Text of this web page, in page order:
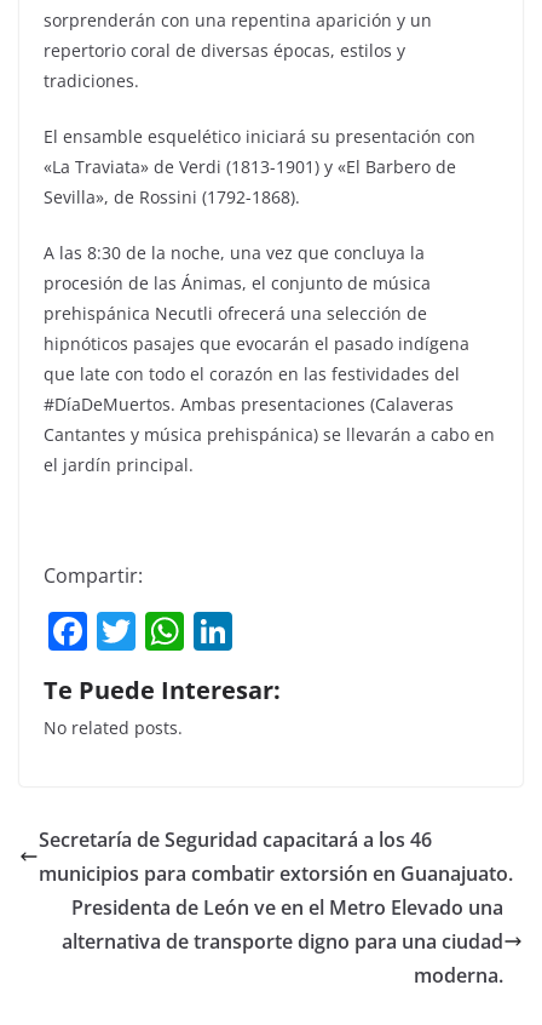
sorprenderán con una repentina aparición y un
repertorio coral de diversas épocas, estilos y
tradiciones.
El ensamble esquelético iniciará su presentación con
«La Traviata» de Verdi (1813-1901) y «El Barbero de
Sevilla», de Rossini (1792-1868).
A las 8:30 de la noche, una vez que concluya la
procesión de las Ánimas, el conjunto de música
prehispánica Necutli ofrecerá una selección de
hipnóticos pasajes que evocarán el pasado indígena
que late con todo el corazón en las festividades del
#DíaDeMuertos. Ambas presentaciones (Calaveras
Cantantes y música prehispánica) se llevarán a cabo en
el jardín principal.
Compartir:
F
a
c
e
o
o
k
T
w
itt
er
W
h
at
p
p
k
n
Te Puede Interesar:
No related posts.
Secretaría de Seguridad capacitará a los 46
municipios para combatir extorsión en Guanajuato.
Presidenta de León ve en el Metro Elevado una
alternativa de transporte digno para una ciudad
moderna.